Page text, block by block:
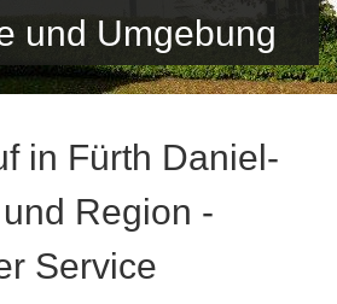
und Umgebung
in Fürth Daniel-
Region -
Service